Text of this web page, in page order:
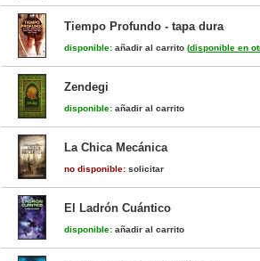
Tiempo Profundo - tapa dura
disponible: añadir al carrito (disponible en
Zendegi
disponible: añadir al carrito
La Chica Mecánica
no disponible: solicitar
El Ladrón Cuántico
disponible: añadir al carrito